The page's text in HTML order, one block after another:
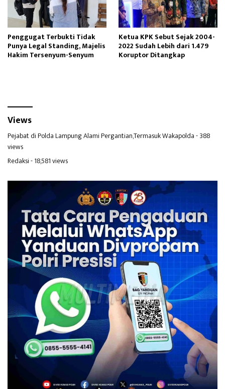
Penggugat Terbukti Tidak
Punya Legal Standing, Majelis
Hakim Tersenyum-Senyum
Ketua KPK Sebut Sejak 2004-
2022 Sudah Lebih dari 1.479
Koruptor Ditangkap
Views
Pejabat di Polda Lampung Alami Pergantian,Termasuk Wakapolda- 388
views
Redaksi- 18,581 views